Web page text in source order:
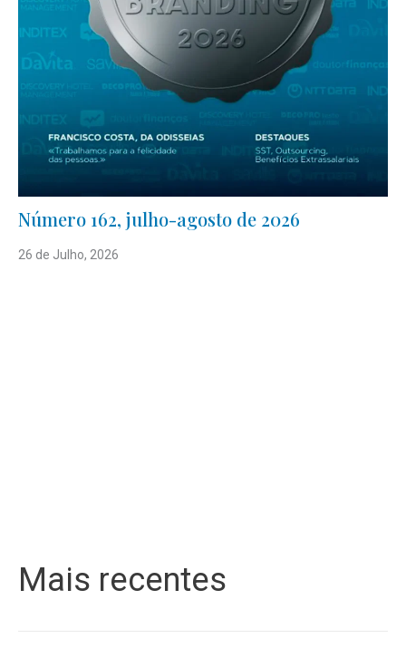
Número 162, julho-agosto de 2026
26 de Julho, 2026
Mais recentes